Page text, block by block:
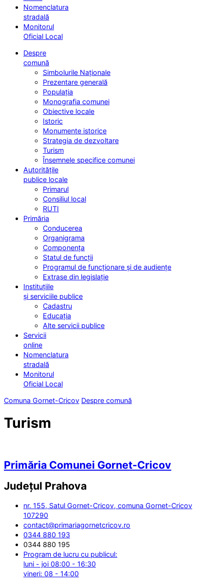
Nomenclatura
stradală
Monitorul
Oficial Local
Despre
comună
Simbolurile Naționale
Prezentare generală
Populația
Monografia comunei
Obiective locale
Istoric
Monumente istorice
Strategia de dezvoltare
Turism
Însemnele specifice comunei
Autoritățile
publice locale
Primarul
Consiliul local
RUTI
Primăria
Conducerea
Organigrama
Componența
Statul de funcții
Programul de funcționare și de audiențe
Extrase din legislație
Instituțiile
și serviciile publice
Cadastru
Educația
Alte servicii publice
Servicii
online
Nomenclatura
stradală
Monitorul
Oficial Local
Comuna Gornet-Cricov Despre comună
Turism
Primăria Comunei Gornet-Cricov
Județul Prahova
nr. 155, Satul Gornet-Cricov, comuna Gornet-Cricov
107290
contact@primariagornetcricov.ro
0344 880 193
0344 880 195
Program de lucru cu publicul:
luni - joi 08:00 - 16:30
vineri: 08 - 14:00